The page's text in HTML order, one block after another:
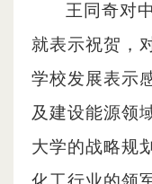
王同奇对
就表示祝贺，
学校发展表示
及建设能源领
大学的战略规